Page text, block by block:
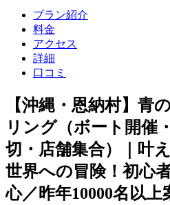
プラン紹介
料金
アクセス
詳細
口コミ
【沖縄・恩納村】青
リング（ボート開催
切・店舗集合）｜叶
世界への冒険！初心
心／昨年10000名以